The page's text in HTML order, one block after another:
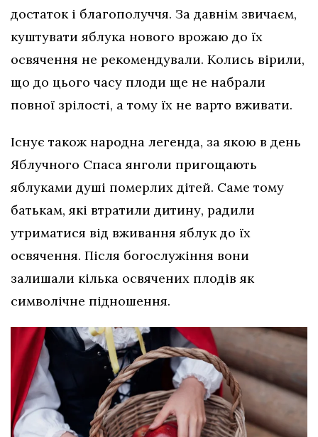
достаток і благополуччя. За давнім звичаєм,
куштувати яблука нового врожаю до їх
освячення не рекомендували. Колись вірили,
що до цього часу плоди ще не набрали
повної зрілості, а тому їх не варто вживати.
Існує також народна легенда, за якою в день
Яблучного Спаса янголи пригощають
яблуками душі померлих дітей. Саме тому
батькам, які втратили дитину, радили
утриматися від вживання яблук до їх
освячення. Після богослужіння вони
залишали кілька освячених плодів як
символічне підношення.